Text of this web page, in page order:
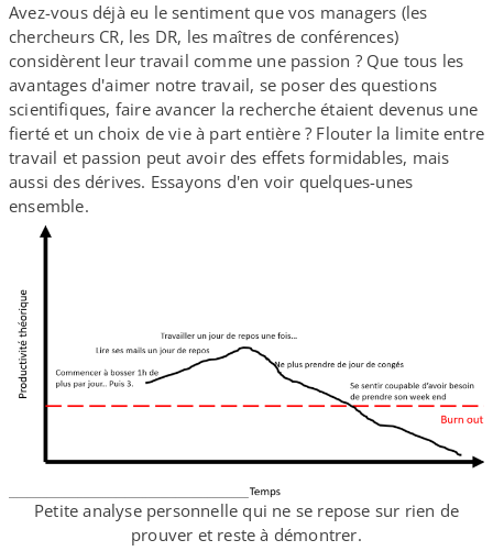
Avez-​vous déjà eu le sentiment que vos managers (les
chercheurs CR, les DR, les maîtres de conférences)
considèrent leur travail comme une passion ? Que tous les
avantages d'aimer notre travail, se poser des questions
scientifiques, faire avancer la recherche étaient devenus une
fierté et un choix de vie à part entière ? Flouter la limite entre
travail et passion peut avoir des effets formidables, mais
aussi des dérives. Essayons d'en voir quelques-​unes
ensemble.
Petite analyse personnelle qui ne se repose sur rien de
prouver et reste à démontrer.